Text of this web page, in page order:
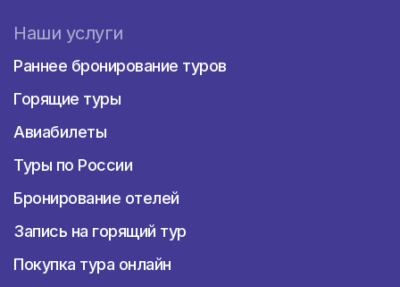
Наши услуги
Раннее бронирование туров
Горящие туры
Авиабилеты
Туры по России
Бронирование отелей
Запись на горящий тур
Покупка тура онлайн